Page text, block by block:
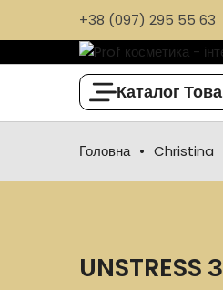
+38 (097) 295 55 63
Каталог
Головна Christina